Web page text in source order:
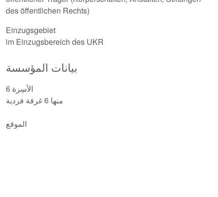
des öffentlichen Rechts)
Einzugsgebiet
im Einzugsbereich des UKR
بيانات المؤسسة
6 الأسِرة
منها 6 غرفة فردية
الموقع